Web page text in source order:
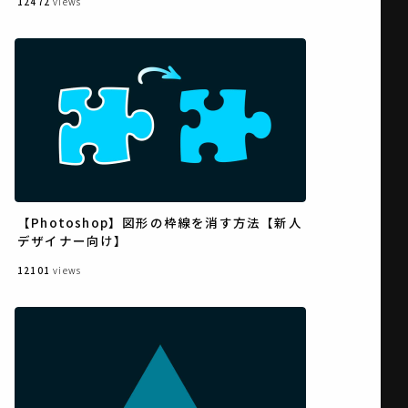
【Photoshop】図形の枠線を消す方法【新人
デザイナー向け】
12101 views